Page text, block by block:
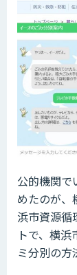
公的機関で
めたのが、
浜市資源循
トで、横
ミ分別の方